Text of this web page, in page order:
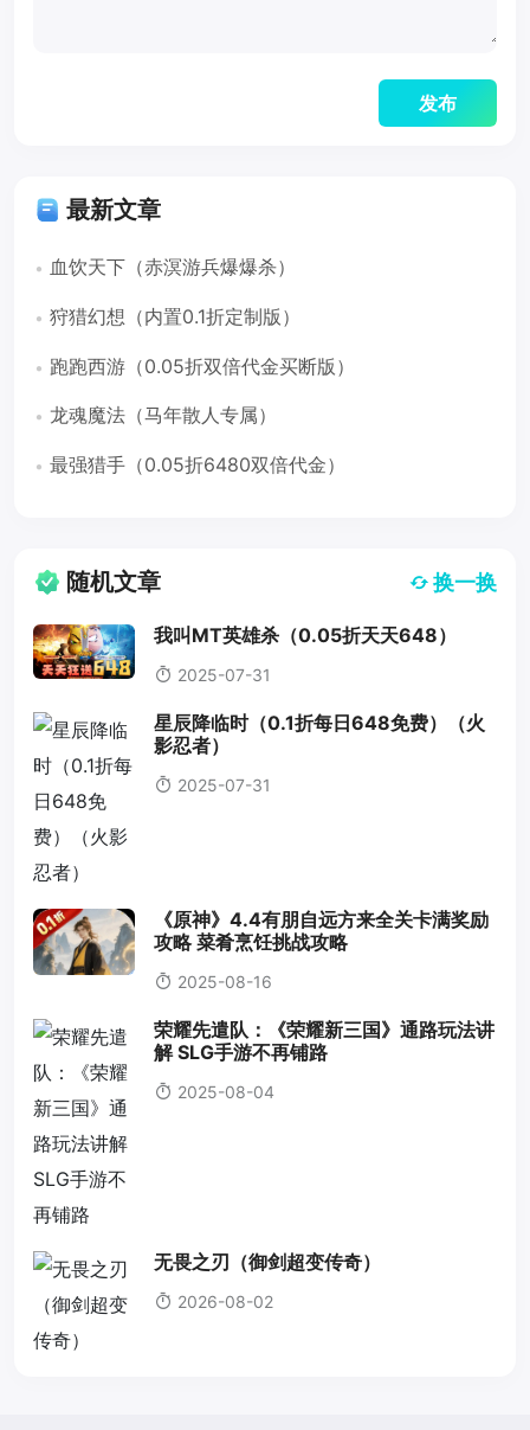
最新文章
血饮天下（赤溟游兵爆爆杀）
狩猎幻想（内置0.1折定制版）
跑跑西游（0.05折双倍代金买断版）
龙魂魔法（马年散人专属）
最强猎手（0.05折6480双倍代金）
随机文章 换一换
我叫MT英雄杀（0.05折天天648）
2025-07-31
星辰降临时（0.1折每日648免费）（火
影忍者）
2025-07-31
《原神》4.4有朋自远方来全关卡满奖励
攻略 菜肴烹饪挑战攻略
2025-08-16
荣耀先遣队：《荣耀新三国》通路玩法讲
解 SLG手游不再铺路
2025-08-04
无畏之刃（御剑超变传奇）
2026-08-02